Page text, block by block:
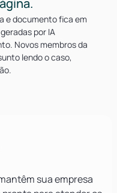
e documento fica em
por IA
Novos membros da
lendo o caso,
sua empresa